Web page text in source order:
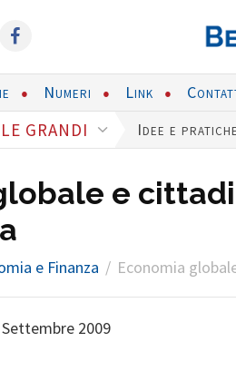
Numeri Link
GRANDI Idee e
e
e Finanza Economia
2009